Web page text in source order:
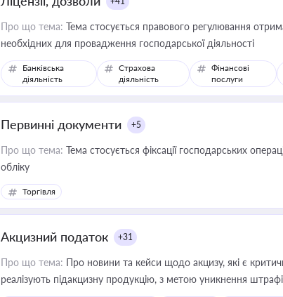
Про що тема: Тема стосується правового регулювання
необхідних для провадження господарської діяльності
Банківська
діяльність
Страхова
діяльність
Фінансові
послуги
Первинні документи +5
Про що тема: Тема стосується фіксації господарських
обліку
Торгівля
Акцизний податок +31
Про що тема: Про новини та кейси щодо акцизу, які є
реалізують підакцизну продукцію, з метою уникнення